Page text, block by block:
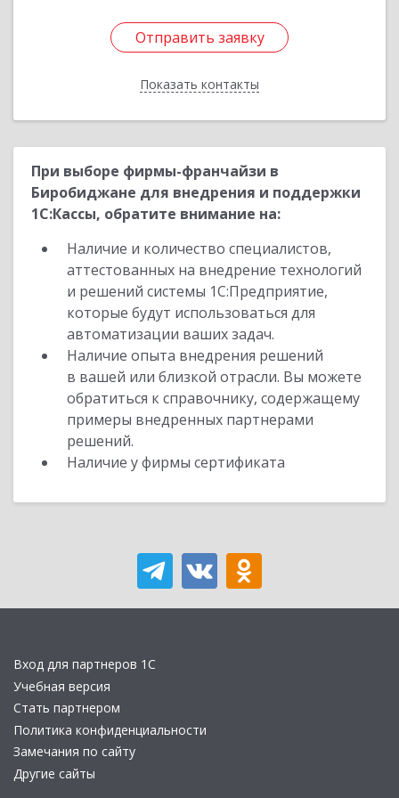
Отправить заявку
Показать контакты
Отправить заявку
Назад
При выборе фирмы-франчайзи в
Биробиджане для внедрения и поддержки
1С:Кассы, обратите внимание на:
Наличие и количество специалистов,
аттестованных на внедрение технологий
и решений системы 1С:Предприятие,
которые будут использоваться для
автоматизации ваших задач.
Наличие опыта внедрения решений
в вашей или близкой отрасли. Вы можете
обратиться к справочнику, содержащему
примеры внедренных партнерами
решений.
Наличие у фирмы сертификата
Вход для партнеров 1С
Учебная версия
Стать партнером
Политика конфиденциальности
Замечания по сайту
Другие сайты